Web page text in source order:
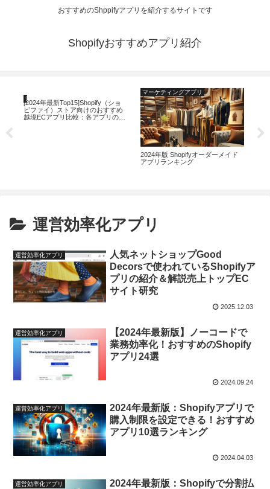
おすすめのShppifyアプリを紹介するサイトです
Shopifyおすすめアプリ紹介
運営効率化アプリ
[2024年最新Top15]Shopify（ショ
ピファイ）ストア向けのおすすめ
越境ECアプリ比較：各アプリの紹
マーケティングアプリ
2024年版 Shopifyオーダーメイド
アプリランキング
運営効率化アプリ
運営効率化アプリ
人気ネットショップGood
Decorsで使われているShopifyア
プリの紹介＆解説売上トップEC
サイト研究
2025.12.03
運営効率化アプリ
【2024年最新版】ノーコードで
業務効率化！おすすめのShopify
アプリ24選
2024.09.24
運営効率化アプリ
2024年最新版：Shopifyアプリで
購入制限を設定できる！おすすめ
アプリ10選ランキング
2024.04.03
運営効率化アプリ
2024年最新版：Shopifyで分割払